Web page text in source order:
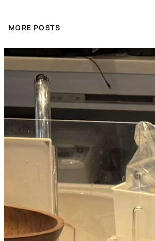
MORE POSTS